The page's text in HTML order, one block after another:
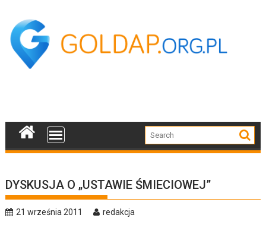
content
DYSKUSJA O „USTAWIE ŚMIECIOWEJ”
21 września 2011 redakcja